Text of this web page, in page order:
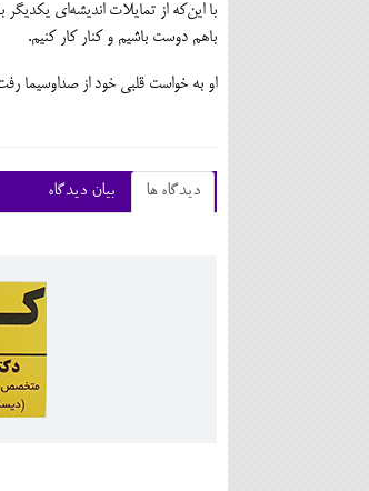
باهم دوست باشیم و کنار کار کنیم.
او به خواست قلبی خود از صداوسیما
دیدگاه ها بیان دیدگاه